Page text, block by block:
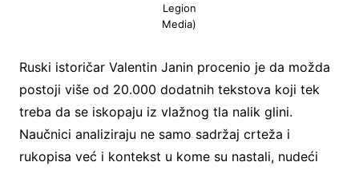
Legion
Media)
Ruski istoričar Valentin Janin procenio je da možda
postoji više od 20.000 dodatnih tekstova koji tek
treba da se iskopaju iz vlažnog tla nalik glini.
Naučnici analiziraju ne samo sadržaj crteža i
rukopisa već i kontekst u kome su nastali, nudeći